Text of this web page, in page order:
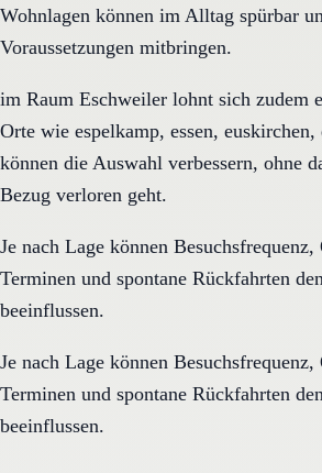
Wohnlagen können im Alltag spürbar
Voraussetzungen mitbringen.
im Raum Eschweiler lohnt sich zudem
Orte wie espelkamp, essen,
können die Auswahl verbessern, ohne
Bezug verloren geht.
Je nach Lage können
Terminen und spontane Rückfahrten
beeinflussen.
Je nach Lage können
Terminen und spontane Rückfahrten
beeinflussen.